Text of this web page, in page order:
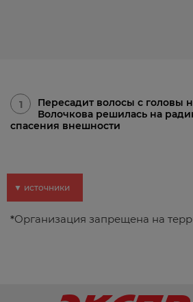
1
Пересадит волосы с головы
Волочкова решилась на
спасения внешности
▼ источники
*Организация запрещена на